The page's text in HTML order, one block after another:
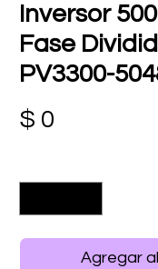
Inversor
Fase
PV3300-
$ 0
Agregar